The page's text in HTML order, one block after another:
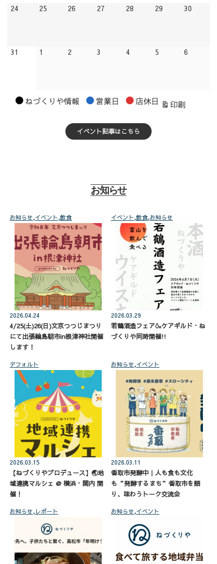
242026.08.24
25 2026.08.25
26 2026.08.26
27 2026.08.27
28 2026.08.28
29 2026.08.29
30
31 2026.08.31
1 2026.09.01
2 2026.09.02
3 2026.09.03
42026.09.04
5 2026.09.05
6
カ
ねづくりや情報 営業日 店休日 印刷表
イベント記事はこちら
お知らせ
お知らせ,イベント,飲食
2026.04.24
4/25(土)26(日)文京つつじまつり
にて出張輪島朝市in根津神社開催
します！
イベント,飲食,お知らせ
2026.03.29
若鶴酒造フェア🍶ケアギルド・ね
づくりや同時開催!!
デフォルト
2026.03.15
【ねづくりやプロデュース】🌏地
域連携マルシェ @ 横浜・関内 開
催！
お知らせ,イベント
2026.03.11
香取市発酵中｜人も食も文化
も“発酵するまち”香取市を語
り、味わうトーク交流会
お知らせ, レポート お知らせ,イベント